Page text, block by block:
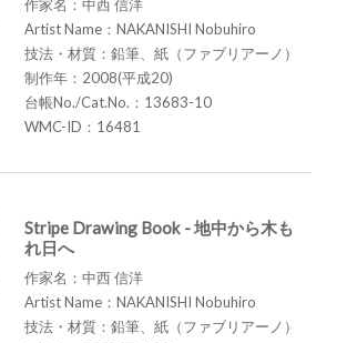
作家名：中西 信洋
Artist Name：NAKANISHI Nobuhiro
技法・材質：鉛筆、紙（ファブリアーノ）
制作年：2008(平成20)
台帳No./Cat.No.：13683-10
WMC-ID：16481
Stripe Drawing Book - 地中から木も
れ日へ
作家名：中西 信洋
Artist Name：NAKANISHI Nobuhiro
技法・材質：鉛筆、紙（ファブリアーノ）